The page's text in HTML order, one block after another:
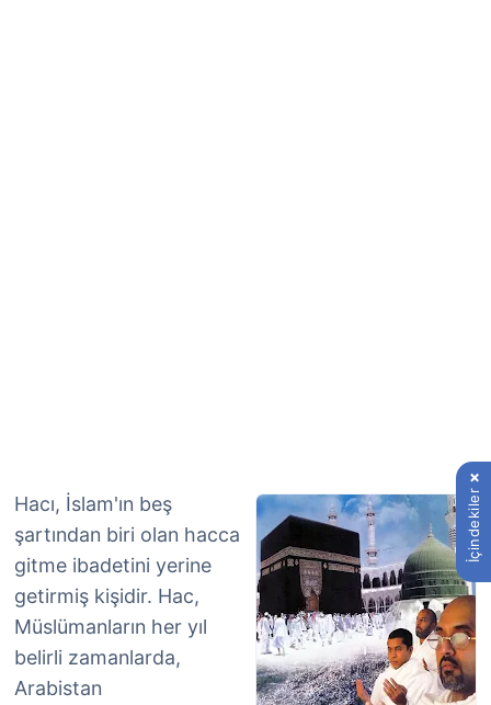
İçindekiler
Hacı, İslam'ın beş
şartından biri olan hacca
gitme ibadetini yerine
getirmiş kişidir. Hac,
Müslümanların her yıl
belirli zamanlarda,
Arabistan